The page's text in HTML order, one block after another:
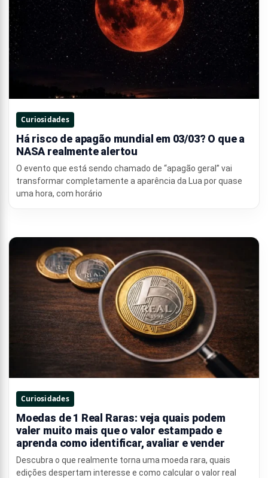
Curiosidades
Há risco de apagão mundial em 03/03? O que a
NASA realmente alertou
O evento que está sendo chamado de “apagão geral” vai
transformar completamente a aparência da Lua por quase
uma hora, com horário
Curiosidades
Moedas de 1 Real Raras: veja quais podem
valer muito mais que o valor estampado e
aprenda como identificar, avaliar e vender
Descubra o que realmente torna uma moeda rara, quais
edições despertam interesse e como calcular o valor real